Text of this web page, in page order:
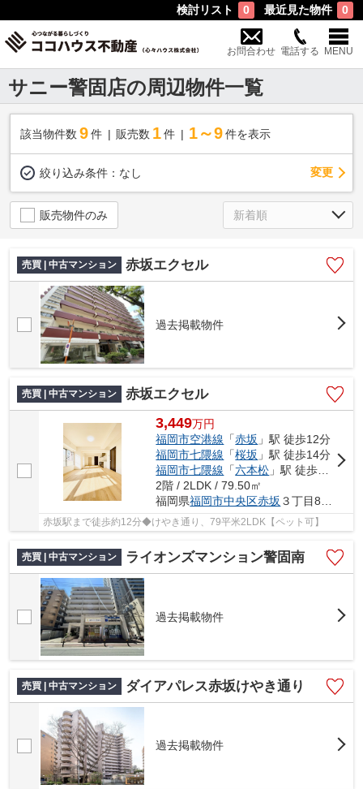
検討リスト 0 最近見た物件 0
お問合わせ 電話する MENU
サニー警固店の周辺物件一覧
該当物件数 9件 販売数 1 件 1～9 件を表示
絞り込み条件： なし 変更
販売物件のみ
売買 | 中古マンション 赤坂エクセル
過去掲載物件
売買 | 中古マンション 赤坂エクセル
3,449万円
福岡市空港線 「赤坂 」駅 徒歩12分
福岡市七隈線 「桜坂 」駅 徒歩14分
福岡市七隈線 「六本松 」駅 徒歩14分
2階 / 2LDK / 79.50㎡
福岡県福岡市中央区赤坂 ３丁目8-26
赤坂駅まで徒歩約12分◆けやき通り、79平米2LDK【ペット可】
売買 | 中古マンション ライオンズマンション警固南
過去掲載物件
売買 | 中古マンション ダイアパレス赤坂けやき通り
過去掲載物件